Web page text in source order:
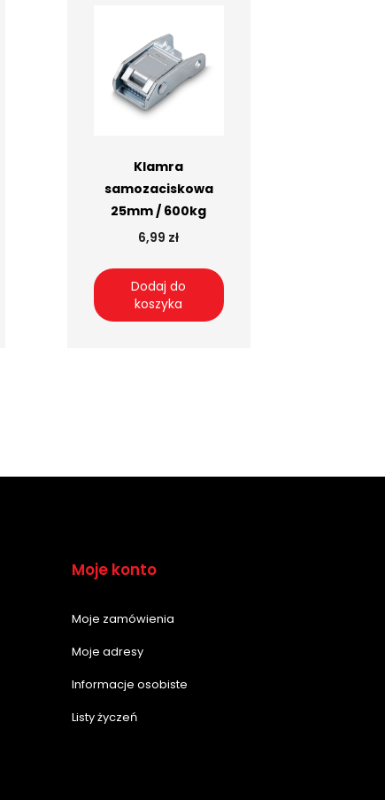
Klamra
samozaciskowa
25mm / 600kg
6,99 zł
Dodaj do
koszyka
Moje konto
Moje zamówienia
Moje adresy
Informacje osobiste
Listy życzeń